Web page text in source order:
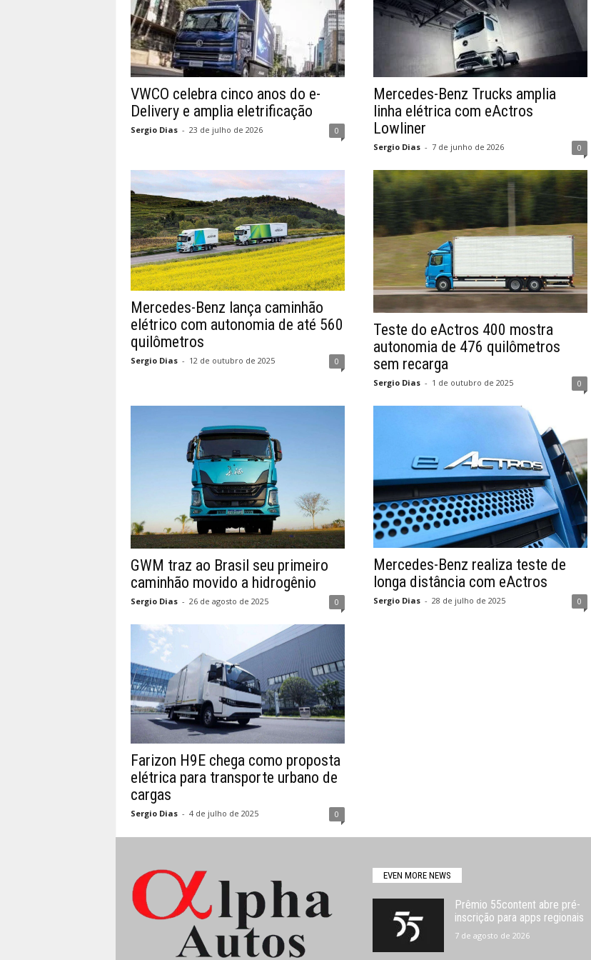
VWCO celebra cinco anos do e-
Delivery e amplia eletrificação
Sergio Dias - 23 de julho de 2026 0
Mercedes-Benz Trucks amplia
linha elétrica com eActros
Lowliner
Sergio Dias - 7 de junho de 2026 0
Mercedes-Benz lança caminhão
elétrico com autonomia de até 560
quilômetros
Sergio Dias - 12 de outubro de 2025 0
Teste do eActros 400 mostra
autonomia de 476 quilômetros
sem recarga
Sergio Dias - 1 de outubro de 2025 0
GWM traz ao Brasil seu primeiro
caminhão movido a hidrogênio
Sergio Dias - 26 de agosto de 2025 0
Mercedes-Benz realiza teste de
longa distância com eActros
Sergio Dias - 28 de julho de 2025 0
Farizon H9E chega como proposta
elétrica para transporte urbano de
cargas
Sergio Dias - 4 de julho de 2025 0
EVEN MORE NEWS
Prêmio 55content abre pré-
inscrição para apps regionais
7 de agosto de 2026